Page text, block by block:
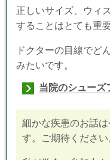
正しいサイズ、ウィ
することはとても重
ドクターの目線でど
みたいです。
当院のシューズ
細かな疾患のお話
す。ご期待ください